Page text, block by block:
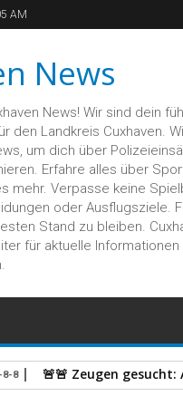
AM
News
News! Wir sind dein
den Landkreis Cuxhaven.
um dich über
Erfahre alles über
mehr. Verpasse keine
oder Ausflugsziele.
Stand zu bleiben.
für aktuelle Informationen
🚨🚨 Zeugen
8-8